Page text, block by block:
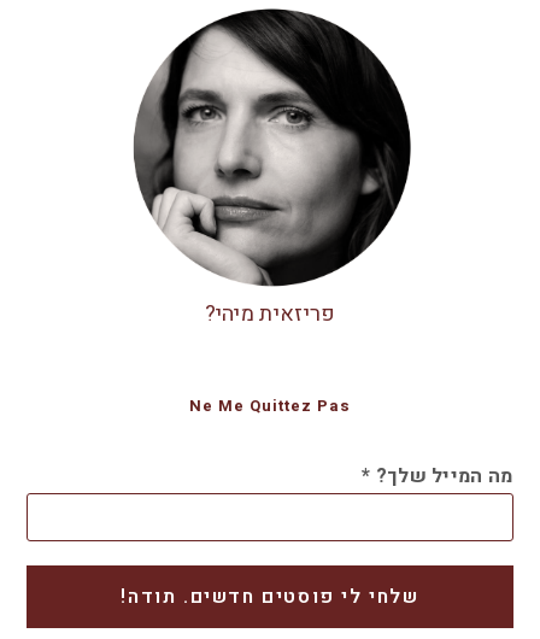
פריזאית מיהי?
Ne Me Quittez Pas
מה המייל שלך? *